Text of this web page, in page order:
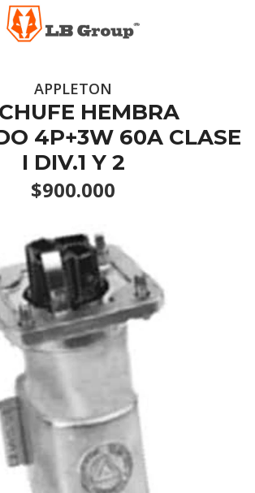
APPLETON
HEMBRA
4P+3W 60A CLASE
I DIV.1 Y 2
$900.000